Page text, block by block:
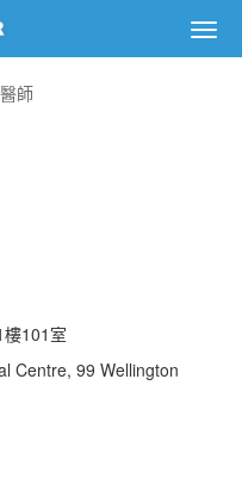
師
101室
Centre, 99 Wellington